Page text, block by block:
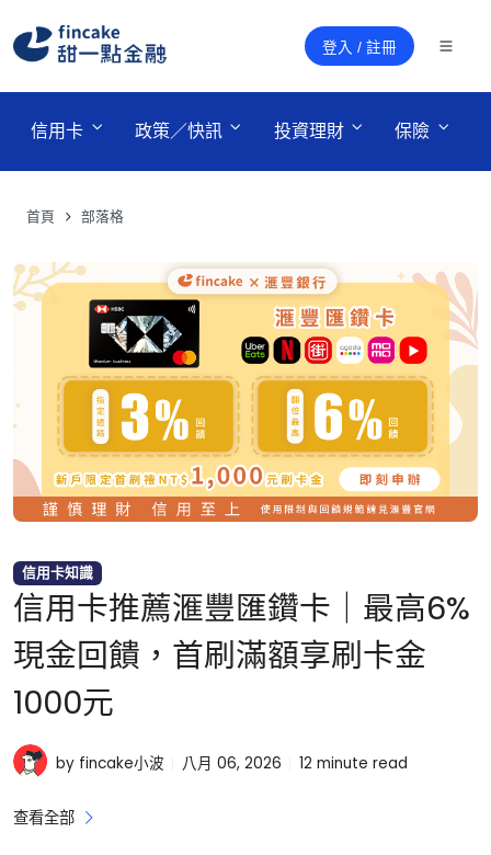
登入 / 註冊
信用卡 政策／快訊 投資理財 保險
首頁 部落格
信用卡知識
信用卡推薦滙豐匯鑽卡｜最高6%
現金回饋，首刷滿額享刷卡金
1000元
by fincake小波 八月 06, 2026 12 minute read
查看全部